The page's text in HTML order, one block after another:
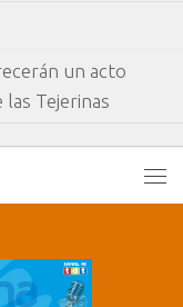
un acto
las Tejerinas